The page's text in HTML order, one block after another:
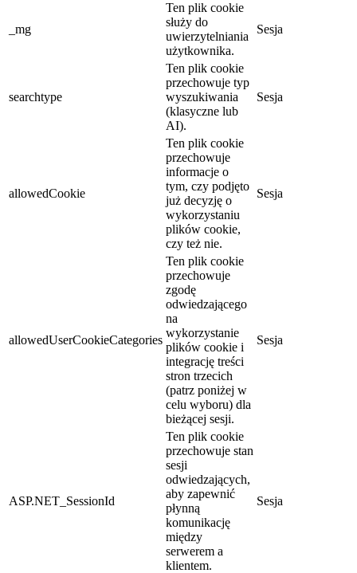
_mg
Ten plik cookie
służy do
uwierzytelniania
użytkownika.
Sesja
searchtype
Ten plik cookie
przechowuje typ
wyszukiwania
(klasyczne lub
AI).
Sesja
allowedCookie
Ten plik cookie
przechowuje
informacje o
tym, czy podjęto
już decyzję o
wykorzystaniu
plików cookie,
czy też nie.
Sesja
allowedUserCookieCategories
Ten plik cookie
przechowuje
zgodę
odwiedzającego
na
wykorzystanie
plików cookie i
integrację treści
stron trzecich
(patrz poniżej w
celu wyboru) dla
bieżącej sesji.
Sesja
ASP.NET_SessionId
Ten plik cookie
przechowuje stan
sesji
odwiedzających,
aby zapewnić
płynną
komunikację
między
serwerem a
klientem.
Sesja